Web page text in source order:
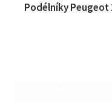
Podélníky Peugeot